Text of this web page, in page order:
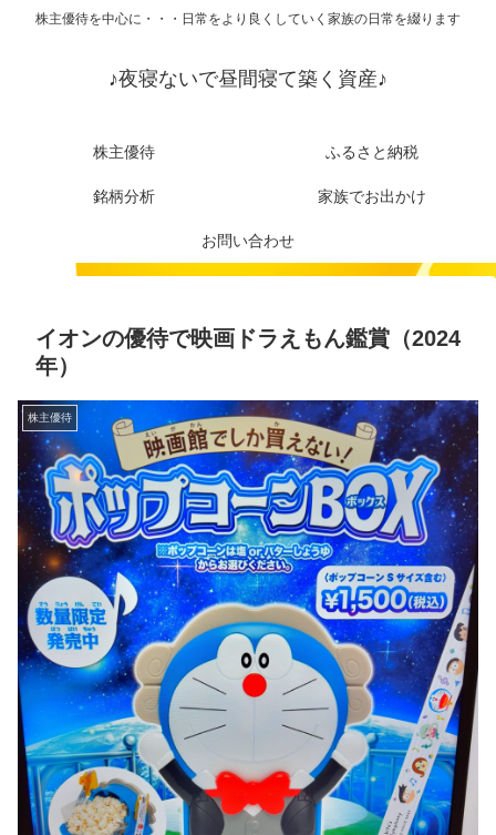
株主優待を中心に・・・日常をより良くしていく家族の日常を綴ります
♪夜寝ないで昼間寝て築く資産♪
株主優待 ふるさと納税
銘柄分析 家族でお出かけ
お問い合わせ
イオンの優待で映画ドラえもん鑑賞（2024
年）
株主優待